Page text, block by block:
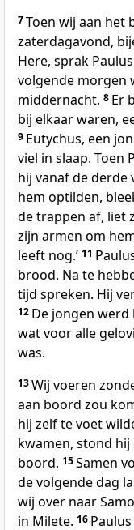
7Toen wij aan het
zaterdagavond,
Here, sprak
volgende morgen
middernacht. 8 Er
bij elkaar waren,
9 Eutychus, een
viel in slaap. Toen
hij vanaf de derde
hem optilden,
de trappen af, liet
zijn armen om
leeft nog.’ 11
brood. Na te
tijd spreken. Hij
12 De jongen werd
wat voor alle
was.
13Wij voeren
aan boord zou
hij zelf te voet
kwamen, stond
boord. 15Samen
de volgende dag
wij over naar
in Milete. 16